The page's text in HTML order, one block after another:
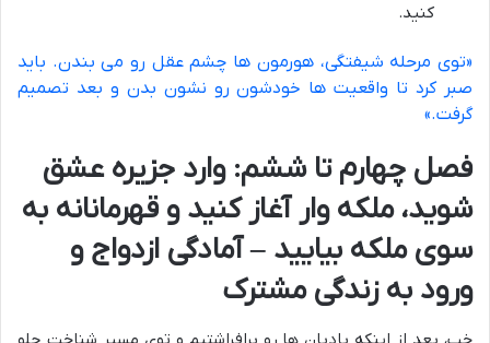
کنید.
«توی مرحله شیفتگی، هورمون ها چشم عقل رو می بندن. باید
صبر کرد تا واقعیت ها خودشون رو نشون بدن و بعد تصمیم
گرفت.»
فصل چهارم تا ششم: وارد جزیره عشق
شوید، ملکه وار آغاز کنید و قهرمانانه به
سوی ملکه بیایید – آمادگی ازدواج و
ورود به زندگی مشترک